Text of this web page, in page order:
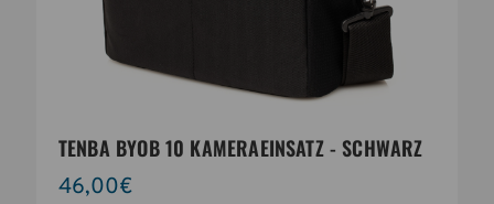
TENBA BYOB 10 KAMERAEINSATZ - SCHWARZ
46,00€